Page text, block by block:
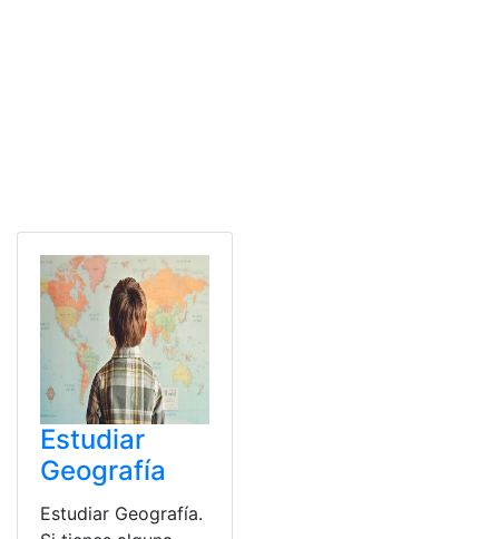
Estudiar
Geografía
Estudiar Geografía.